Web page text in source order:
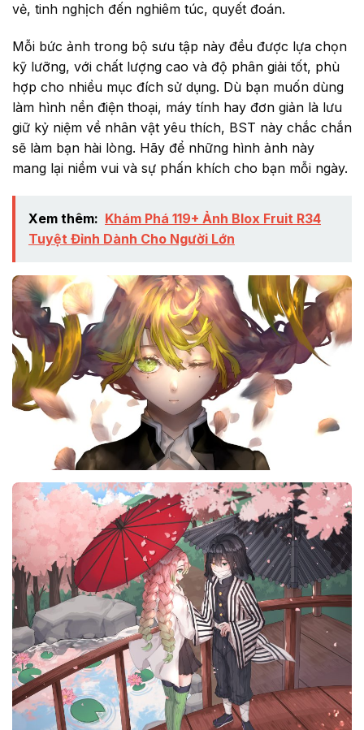
vẻ, tinh nghịch đến nghiêm túc, quyết đoán.
Mỗi bức ảnh trong bộ sưu tập này đều được lựa chọn
kỹ lưỡng, với chất lượng cao và độ phân giải tốt, phù
hợp cho nhiều mục đích sử dụng. Dù bạn muốn dùng
làm hình nền điện thoại, máy tính hay đơn giản là lưu
giữ kỷ niệm về nhân vật yêu thích, BST này chắc chắn
sẽ làm bạn hài lòng. Hãy để những hình ảnh này
mang lại niềm vui và sự phấn khích cho bạn mỗi ngày.
Xem thêm: Khám Phá 119+ Ảnh Blox Fruit R34
Tuyệt Đỉnh Dành Cho Người Lớn